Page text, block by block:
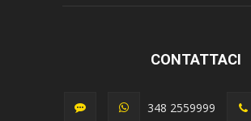
CONTATTACI
348 2559999